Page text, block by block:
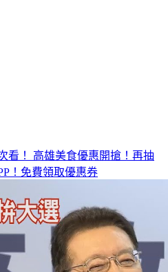
看！ 高雄美食優惠開搶！再抽
！免費領取優惠券